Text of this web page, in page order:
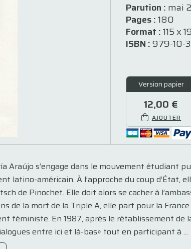
Version papier
12,00 €
AJOUTER
Parution : mai
Pages :180
Format :115 x
ISBN :979-10-
Araújo s’engage dans le mouvement étudiant
latino-américain. À l’approche du coup d’État,
de Pinochet. Elle doit alors se cacher à
de la mort de la Triple A, elle part pour la
féministe. En 1987, après le rétablissement de
entre ici et là-bas» tout en participant à ...